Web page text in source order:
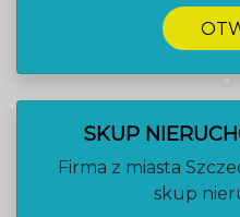
SKUP
Firma z miasta
skup